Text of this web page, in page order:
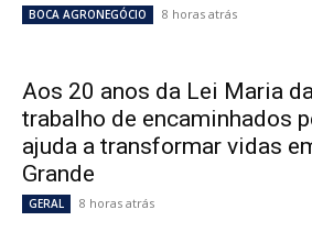
BOCA AGRONEGÓCIO 8 horas atrás
Aos 20 anos da Lei Maria
trabalho de encaminhados
ajuda a transformar vidas
Grande
GERAL 8 horas atrás